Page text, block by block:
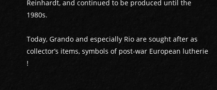
Reinhardt, and continued to be produced until the
1980s.
Today, Grando and especially Rio are sought after as
collector’s items, symbols of post-war European lutherie
!